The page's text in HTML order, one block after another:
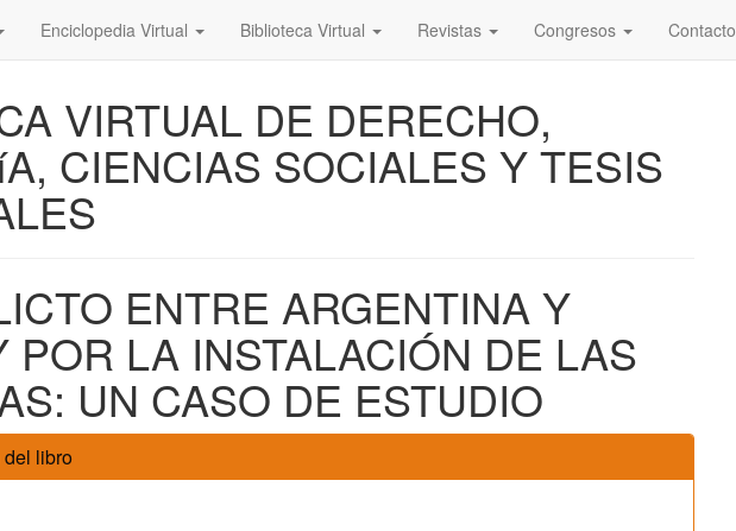
Enciclopedia Virtual Biblioteca Virtual Revistas Congresos Contacto
VIRTUAL DE DERECHO,
CIENCIAS SOCIALES Y TESIS
ENTRE ARGENTINA Y
POR LA INSTALACIÓN DE LAS
UN CASO DE ESTUDIO
libro